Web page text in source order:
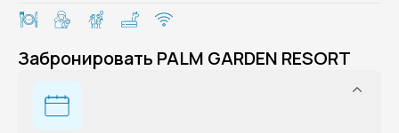
Забронировать PALM GARDEN RESORT